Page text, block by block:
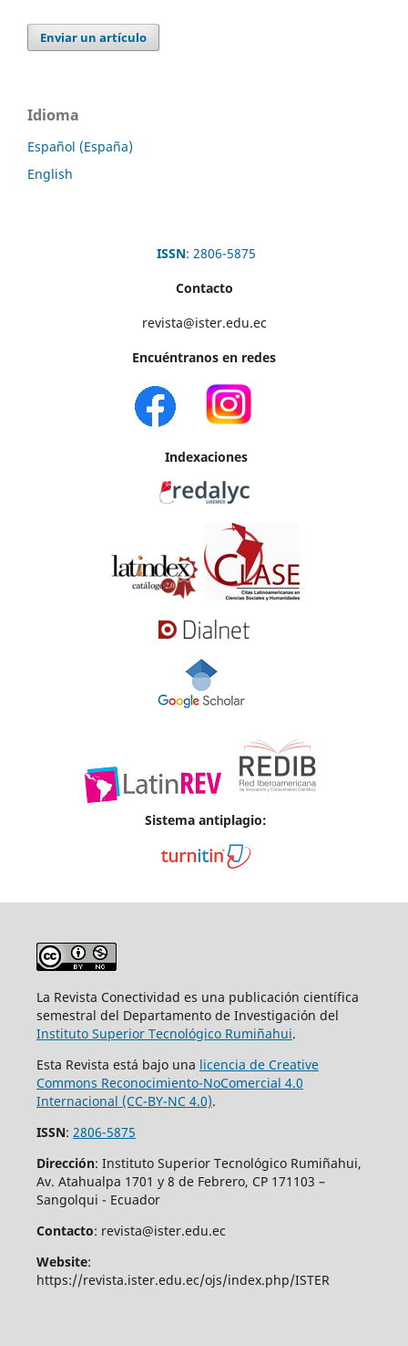
Enviar un artículo
Idioma
Español (España)
English
ISSN: 2806-5875
Contacto
revista@ister.edu.ec
Encuéntranos en redes
Indexaciones
Sistema antiplagio:
La Revista Conectividad es una publicación científica
semestral del Departamento de Investigación del
Instituto Superior Tecnológico Rumiñahui.
Esta Revista está bajo una licencia de Creative
Commons Reconocimiento-NoComercial 4.0
Internacional (CC-BY-NC 4.0).
ISSN: 2806-5875
Dirección: Instituto Superior Tecnológico Rumiñahui,
Av. Atahualpa 1701 y 8 de Febrero, CP 171103 –
Sangolqui - Ecuador
Contacto: revista@ister.edu.ec
Website:
https://revista.ister.edu.ec/ojs/index.php/ISTER